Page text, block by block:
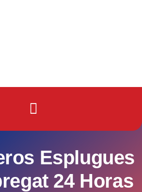
Esplugues
24 Horas